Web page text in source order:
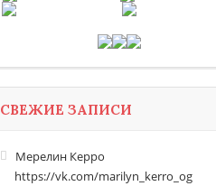
СВЕЖИЕ ЗАПИСИ
Мерелин Керро
https://vk.com/marilyn_kerro_og